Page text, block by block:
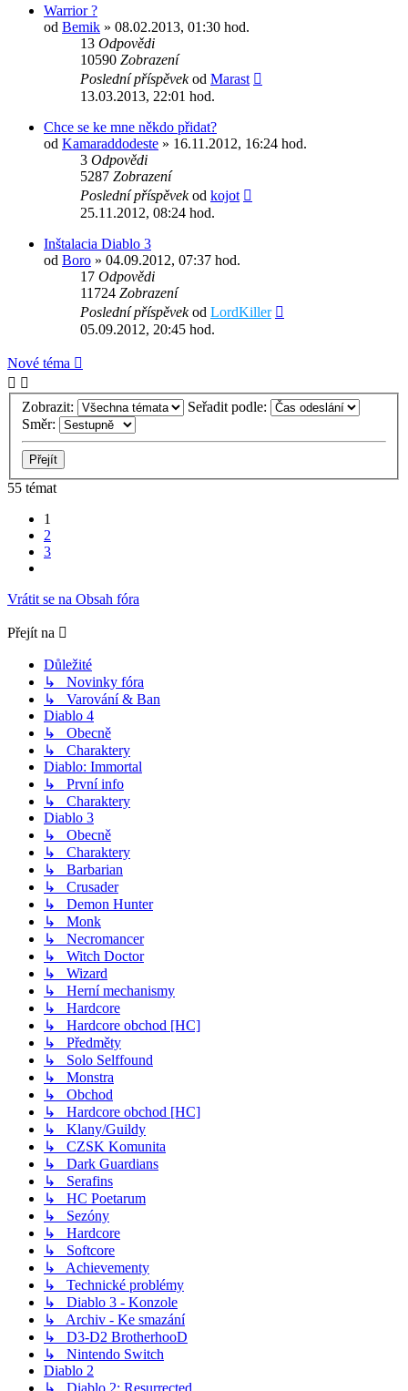
Warrior ?
od Bemik » 08.02.2013, 01:30 hod.
13 Odpovědi
10590 Zobrazení
Poslední příspěvekod Marast
13.03.2013, 22:01 hod.
Chce se ke mne někdo přidat?
od Kamaraddodeste » 16.11.2012, 16:24 hod.
3 Odpovědi
5287 Zobrazení
Poslední příspěvekod kojot
25.11.2012, 08:24 hod.
Inštalacia Diablo 3
od Boro » 04.09.2012, 07:37 hod.
17 Odpovědi
11724 Zobrazení
Poslední příspěvekod LordKiller
05.09.2012, 20:45 hod.
Nové téma
Zobrazit:
Seřadit podle:
Směr:
55 témat
1
2
3
Vrátit se na Obsah fóra
Přejít na
Důležité
↳ Novinky fóra
↳ Varování & Ban
Diablo 4
↳ Obecně
↳ Charaktery
Diablo: Immortal
↳ První info
↳ Charaktery
Diablo 3
↳ Obecně
↳ Charaktery
↳ Barbarian
↳ Crusader
↳ Demon Hunter
↳ Monk
↳ Necromancer
↳ Witch Doctor
↳ Wizard
↳ Herní mechanismy
↳ Hardcore
↳ Hardcore obchod [HC]
↳ Předměty
↳ Solo Selffound
↳ Monstra
↳ Obchod
↳ Hardcore obchod [HC]
↳ Klany/Guildy
↳ CZSK Komunita
↳ Dark Guardians
↳ Serafins
↳ HC Poetarum
↳ Sezóny
↳ Hardcore
↳ Softcore
↳ Achievementy
↳ Technické problémy
↳ Diablo 3 - Konzole
↳ Archiv - Ke smazání
↳ D3-D2 BrotherhooD
↳ Nintendo Switch
Diablo 2